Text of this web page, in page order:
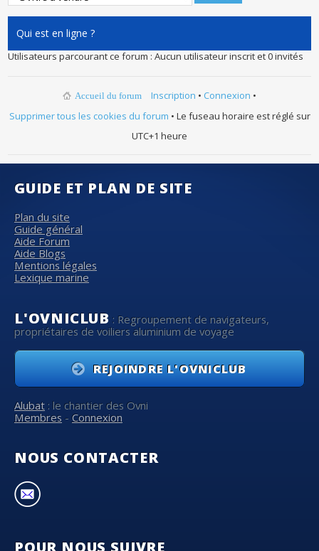
Qui est en ligne ?
Utilisateurs parcourant ce forum : Aucun utilisateur inscrit et 0 invités
Accueil du forum Inscription • Connexion •
Supprimer tous les cookies du forum • Le fuseau horaire est réglé sur
UTC+1 heure
GUIDE ET PLAN DE SITE
Plan du site
Guide général
Aide Forum
Aide Blogs
Mentions légales
Lexique marine
L'OVNICLUB : Regroupement de navigateurs,
propriétaires de voiliers aluminium de voyage
REJOINDRE L'OVNICLUB
Alubat : le chantier des Ovni
Membres - Connexion
NOUS CONTACTER
POUR NOUS SUIVRE